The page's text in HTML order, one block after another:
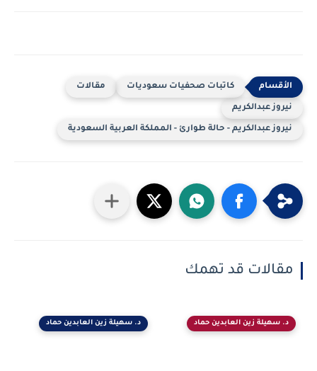
كاتبات صحفيات سعوديات مقالات
نيروز عبدالكريم
نيروز عبدالكريم - حالة طوارئ - المملكة العربية السعودية
مقالات قد تهمك
د. سهيلة زين العابدين حماد د. سهيلة زين العابدين حماد